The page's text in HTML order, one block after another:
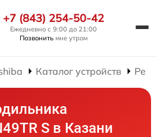
+7 (843) 254-50-42
Ежедневно с 9:00 до 21:00
Позвонить мне утром
Каталог устройств
S в Казани